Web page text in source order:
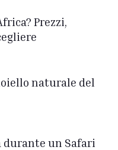
Prezzi,
naturale del
durante un Safari